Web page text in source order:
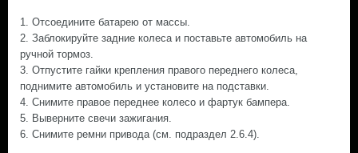
1. Отсоедините батарею от массы.
2. Заблокируйте задние колеса и поставьте автомобиль на
ручной тормоз.
3. Отпустите гайки крепления правого переднего колеса,
поднимите автомобиль и установите на подставки.
4. Снимите правое переднее колесо и фартук бампера.
5. Выверните свечи зажигания.
6. Снимите ремни привода (см. подраздел 2.6.4).